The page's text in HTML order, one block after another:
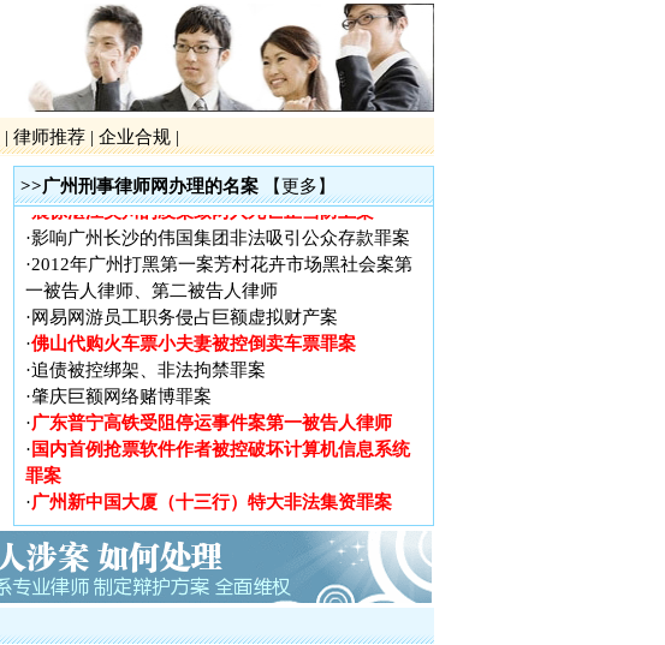
| 律师推荐 | 企业合规 |
>>广州刑事律师网办理的名案 【更多】
国内首例抢票软件作者被控破坏计算机信息系统
广州新中国大厦（十三行）特大非法集资罪案
·贵州贵阳打黑第一案黎庆洪被黑社会案
·广泛报道、电视台大讨论的大学生李宗熙杀害厂
长案
·火车票实名制后全国首例倒卖车票无罪辩护案
·震惊湛江吴川的凌某致两人死亡正当防卫案
·影响广州长沙的伟国集团非法吸引公众存款罪案
·2012年广州打黑第一案芳村花卉市场黑社会案第
一被告人律师、第二被告人律师
·网易网游员工职务侵占巨额虚拟财产案
·佛山代购火车票小夫妻被控倒卖车票罪案
·追债被控绑架、非法拘禁罪案
·肇庆巨额网络赌博罪案
·广东普宁高铁受阻停运事件案第一被告人律师
·国内首例抢票软件作者被控破坏计算机信息系统
罪案
·广州新中国大厦（十三行）特大非法集资罪案
·贵州贵阳打黑第一案黎庆洪被黑社会案
·广泛报道、电视台大讨论的大学生李宗熙杀害厂
长案
·火车票实名制后全国首例倒卖车票无罪辩护案